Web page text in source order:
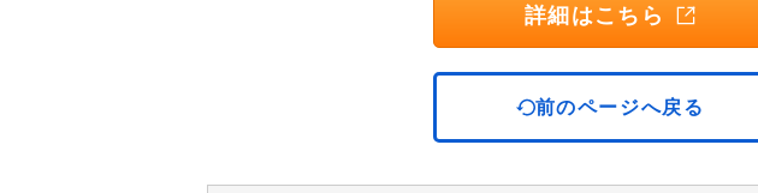
詳細はこちら
前のページへ戻る